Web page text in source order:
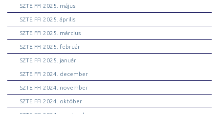
SZTE FFI 2025. május
SZTE FFI 2025. április
SZTE FFI 2025. március
SZTE FFI 2025. február
SZTE FFI 2025. január
SZTE FFI 2024. december
SZTE FFI 2024. november
SZTE FFI 2024. október